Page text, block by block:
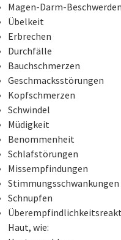
Magen-Darm-
Übelkeit
Erbrechen
Durchfälle
Bauchschmerzen
Geschmacksstörungen
Kopfschmerzen
Schwindel
Müdigkeit
Benommenheit
Schlafstörungen
Missempfindungen
Stimmungsschwankungen
Schnupfen
Haut, wie: